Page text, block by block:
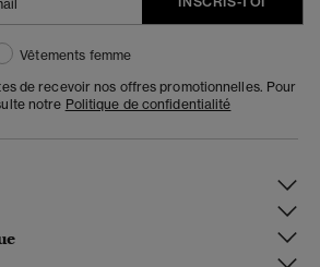
Vêtements femme
de recevoir nos offres promotionnelles. Pour
notre Politique de confidentialité